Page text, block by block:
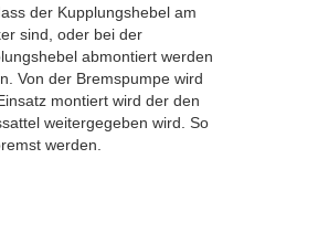
der Kupplungshebel am
sind, oder bei der
abmontiert werden
Von der Bremspumpe wird
montiert wird der den
weitergegeben wird. So
werden.